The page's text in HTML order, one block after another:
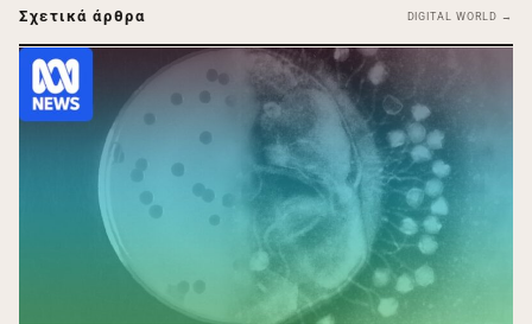
Σχετικά άρθρα DIGITAL WORLD →